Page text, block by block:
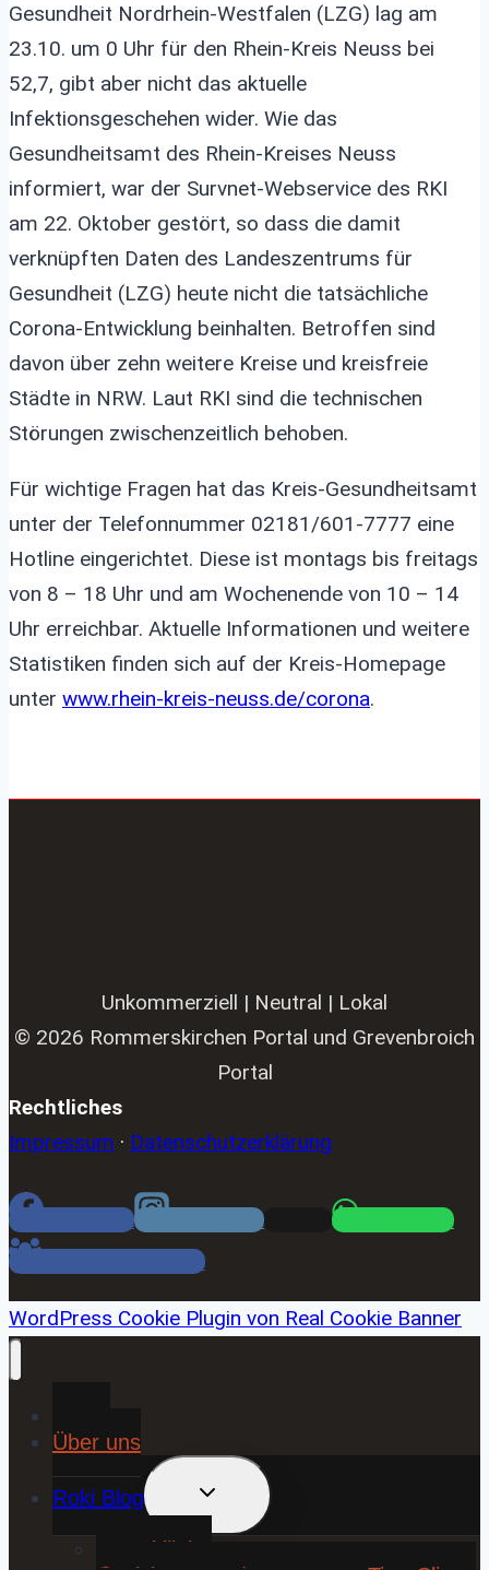
Gesundheit Nordrhein-Westfalen (LZG) lag am
23.10. um 0 Uhr für den Rhein-Kreis Neuss bei
52,7, gibt aber nicht das aktuelle
Infektionsgeschehen wider. Wie das
Gesundheitsamt des Rhein-Kreises Neuss
informiert, war der Survnet-Webservice des RKI
am 22. Oktober gestört, so dass die damit
verknüpften Daten des Landeszentrums für
Gesundheit (LZG) heute nicht die tatsächliche
Corona-Entwicklung beinhalten. Betroffen sind
davon über zehn weitere Kreise und kreisfreie
Städte in NRW. Laut RKI sind die technischen
Störungen zwischenzeitlich behoben.
Für wichtige Fragen hat das Kreis-Gesundheitsamt
unter der Telefonnummer 02181/601-7777 eine
Hotline eingerichtet. Diese ist montags bis freitags
von 8 – 18 Uhr und am Wochenende von 10 – 14
Uhr erreichbar. Aktuelle Informationen und weitere
Statistiken finden sich auf der Kreis-Homepage
unter www.rhein-kreis-neuss.de/corona.
Unkommerziell | Neutral | Lokal
© 2026 Rommerskirchen Portal und Grevenbroich
Portal
Rechtliches
Impressum · Datenschutzerklärung
Facebook Instagram
WhatsApp
Facebook Gruppe
WordPress Cookie Plugin von Real Cookie Banner
Über uns
Roki Blog
UNTERMENÜ
UMSCHALTEN
❤️ Rokiliebe